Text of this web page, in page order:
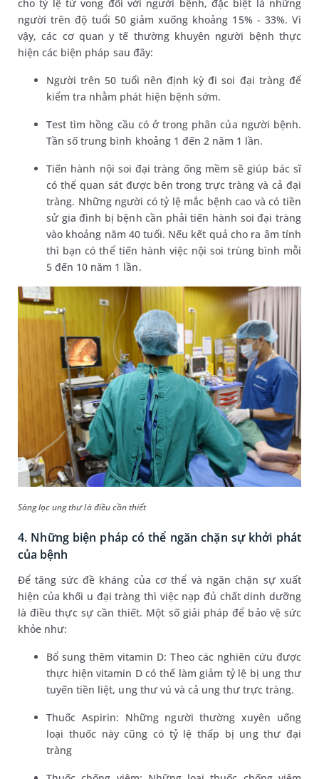
cho tỷ lệ tử vong đối với người bệnh, đặc biệt là những
người trên độ tuổi 50 giảm xuống khoảng 15% - 33%. Vì
vậy, các cơ quan y tế thường khuyên người bệnh thực
hiện các biện pháp sau đây:
Người trên 50 tuổi nên định kỳ đi soi đại tràng để
kiểm tra nhằm phát hiện bệnh sớm.
Test tìm hồng cầu có ở trong phân của người bệnh.
Tần số trung bình khoảng 1 đến 2 năm 1 lần.
Tiến hành nội soi đại tràng ống mềm sẽ giúp bác sĩ
có thể quan sát được bên trong trực tràng và cả đại
tràng. Những người có tỷ lệ mắc bệnh cao và có tiền
sử gia đình bị bệnh cần phải tiến hành soi đại tràng
vào khoảng năm 40 tuổi. Nếu kết quả cho ra âm tính
thì bạn có thể tiến hành việc nội soi trùng bình mỗi
5 đến 10 năm 1 lần.
Sàng lọc ung thư là điều cần thiết
4. Những biện pháp có thể ngăn chặn sự khởi phát
của bệnh
Để tăng sức đề kháng của cơ thể và ngăn chặn sự xuất
hiện của khối u đại tràng thì việc nạp đủ chất dinh dưỡng
là điều thực sự cần thiết. Một số giải pháp để bảo vệ sức
khỏe như:
Bổ sung thêm vitamin D: Theo các nghiên cứu được
thực hiện vitamin D có thể làm giảm tỷ lệ bị ung thư
tuyến tiền liệt, ung thư vú và cả ung thư trực tràng.
Thuốc Aspirin: Những người thường xuyên uống
loại thuốc này cũng có tỷ lệ thấp bị ung thư đại
tràng